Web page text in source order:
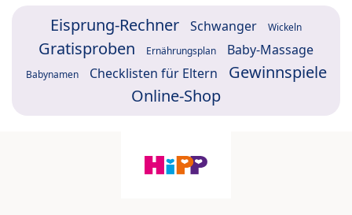
Eisprung-Rechner Schwanger Wickeln
Gratisproben Ernährungsplan Baby-Massage
Babynamen Checklisten für Eltern
Gewinnspiele
Online-Shop